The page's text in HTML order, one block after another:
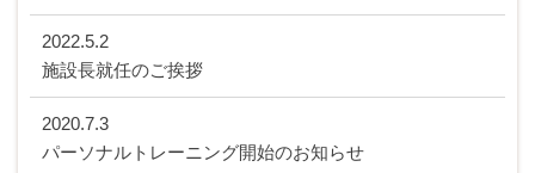
2022.5.2
施設長就任のご挨拶
2020.7.3
パーソナルトレーニング開始のお知らせ